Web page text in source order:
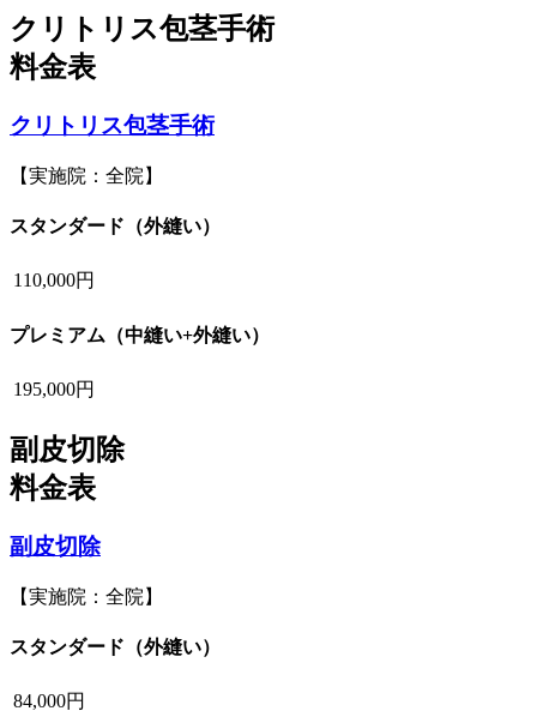
クリトリス包茎手術
料金表
クリトリス包茎手術
【実施院：全院】
スタンダード（外縫い）
110,000円
プレミアム（中縫い+外縫い）
195,000円
副皮切除
料金表
副皮切除
【実施院：全院】
スタンダード（外縫い）
84,000円